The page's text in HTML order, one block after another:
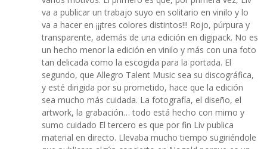
va a publicar un trabajo suyo en solitario en vinilo y lo
va a hacer en ¡¡¡tres colores distintos!!! Rojo, púrpura y
transparente, además de una edición en digipack. No es
un hecho menor la edición en vinilo y más con una foto
tan delicada como la escogida para la portada. El
segundo, que Allegro Talent Music sea su discográfica,
y esté dirigida por su prometido, hace que la edición
sea mucho más cuidada. La fotografía, el diseño, el
artwork, la grabación… todo está hecho con mimo y
sumo cuidado El tercero es que por fin Liv publica
material en directo. Llevaba mucho tiempo sugiriéndole